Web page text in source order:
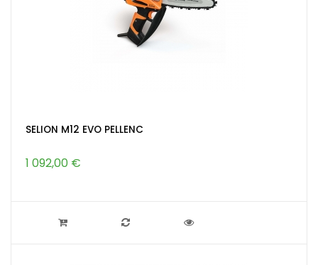
SELION M12 EVO PELLENC
1 092,00 €